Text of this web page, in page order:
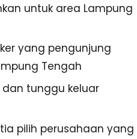
untuk area Lampung
yang pengunjung
Tengah
dan tunggu keluar
pilih perusahaan yang